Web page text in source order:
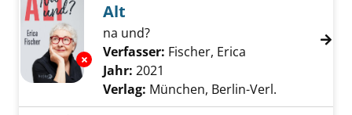
Exemplar-Details von Alt anzeigen
Alt
na und?
Verfasser: Fischer, Erica
Jahr: 2021
Verlag: München, Berlin-Verl.